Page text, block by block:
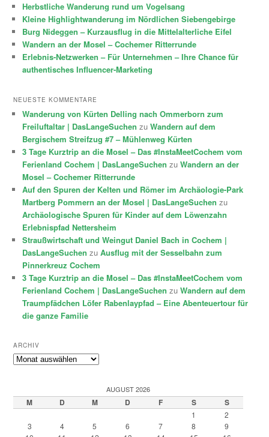
Herbstliche Wanderung rund um Vogelsang
Kleine Highlightwanderung im Nördlichen Siebengebirge
Burg Nideggen – Kurzausflug in die Mittelalterliche Eifel
Wandern an der Mosel – Cochemer Ritterrunde
Erlebnis-Netzwerken – Für Unternehmen – Ihre Chance für
authentisches Influencer-Marketing
NEUESTE KOMMENTARE
Wanderung von Kürten Delling nach Ommerborn zum
Freiluftaltar | DasLangeSuchen zuWandern auf dem
Bergischem Streifzug #7 – Mühlenweg Kürten
3 Tage Kurztrip an die Mosel – Das #InstaMeetCochem vom
Ferienland Cochem | DasLangeSuchen zuWandern an der
Mosel – Cochemer Ritterrunde
Auf den Spuren der Kelten und Römer im Archäologie-Park
Martberg Pommern an der Mosel | DasLangeSuchen zu
Archäologische Spuren für Kinder auf dem Löwenzahn
Erlebnispfad Nettersheim
Straußwirtschaft und Weingut Daniel Bach in Cochem |
DasLangeSuchen zuAusflug mit der Sesselbahn zum
Pinnerkreuz Cochem
3 Tage Kurztrip an die Mosel – Das #InstaMeetCochem vom
Ferienland Cochem | DasLangeSuchen zuWandern auf dem
Traumpfädchen Löfer Rabenlaypfad – Eine Abenteuertour für
die ganze Familie
ARCHIV
Archiv
AUGUST 2026
M D M D F S S
1
2
3
4 5 6 7 8
9